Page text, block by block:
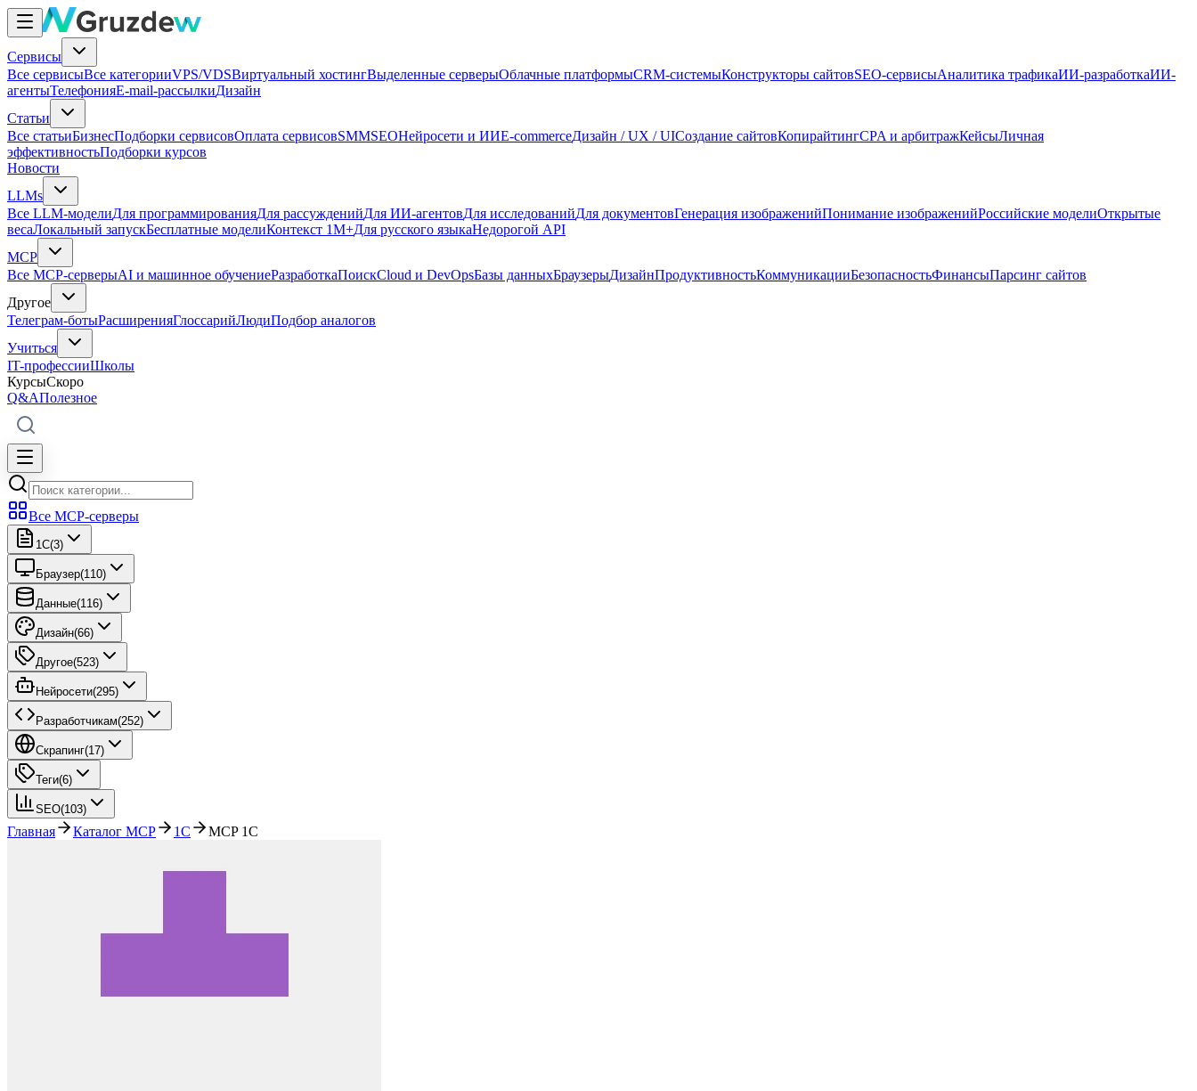
Сервисы
Все сервисыВсе категорииVPS/VDSВиртуальный хостингВыделенные серверыОблачные платформыCRM-системыКонструкторы сайтовSEO-сервисыАналитика трафикаИИ-разработкаИИ-
агентыТелефонияE-mail-рассылкиДизайн
Статьи
Все статьиБизнесПодборки сервисовОплата сервисовSMMSEOНейросети и ИИE-commerceДизайн / UX / UIСоздание сайтовКопирайтингCPA и арбитражКейсыЛичная
эффективностьПодборки курсов
Новости
LLMs
Все LLM-моделиДля программированияДля рассужденийДля ИИ-агентовДля исследованийДля документовГенерация изображенийПонимание изображенийРоссийские моделиОткрытые
весаЛокальный запускБесплатные моделиКонтекст 1M+Для русского языкаНедорогой API
MCP
Все MCP-серверыAI и машинное обучениеРазработкаПоискCloud и DevOpsБазы данныхБраузерыДизайнПродуктивностьКоммуникацииБезопасностьФинансыПарсинг сайтов
Другое
Телеграм-ботыРасширенияГлоссарийЛюдиПодбор аналогов
Учиться
IT-профессииШколы
КурсыСкоро
Q&AПолезное
Все MCP-серверы
1C(3)
Браузер(110)
Данные(116)
Дизайн(66)
Другое(523)
Нейросети(295)
Разработчикам(252)
Скрапинг(17)
Теги(6)
SEO(103)
Главная Каталог MCP 1С MCP 1С